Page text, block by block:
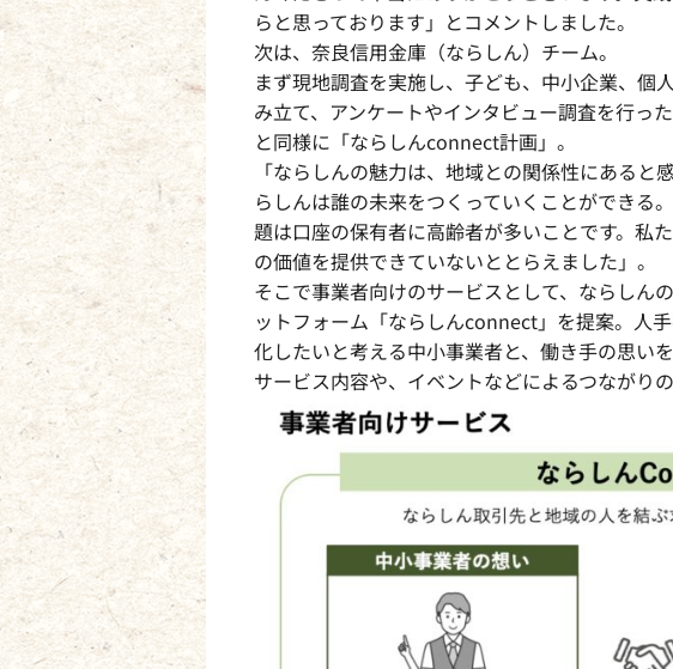
らと思っております」とコメントしました。
次は、奈良信用金庫（ならしん）チーム。
まず現地調査を実施し、子ども、中小企業、個
み立て、アンケートやインタビュー調査を行っ
と同様に「ならしんconnect計画」。
「ならしんの魅力は、地域との関係性にある
らしんは誰の未来をつくっていくことができる
題は口座の保有者に高齢者が多いことです。私
の価値を提供できていないととらえました」。
そこで事業者向けのサービスとして、ならしん
ットフォーム「ならしんconnect」を提案。人
化したいと考える中小事業者と、働き手の思い
サービス内容や、イベントなどによるつながり